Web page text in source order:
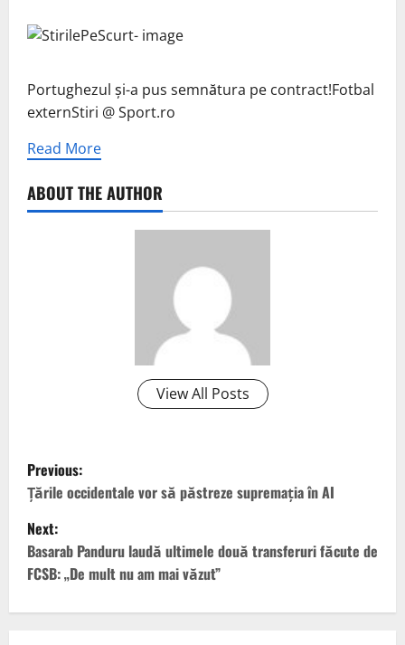
Portughezul și-a pus semnătura pe contract!Fotbal
externStiri @ Sport.ro
Read More
ABOUT THE AUTHOR
View All Posts
P
o
s
t
n
Previous:
Ţările occidentale vor să păstreze supremaţia în AI
Next:
Basarab Panduru laudă ultimele două transferuri făcute de
FCSB: „De mult nu am mai văzut”